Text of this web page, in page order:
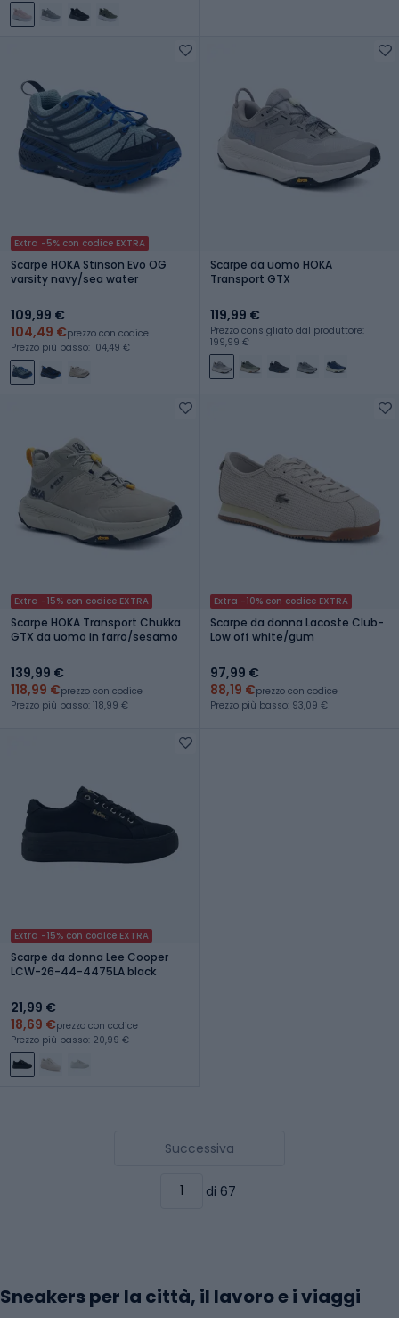
Extra -5% con codice EXTRA
Scarpe HOKA Stinson Evo OG
varsity navy/sea water
109,99 €
104,49 €prezzo con codice
Prezzo più basso: 104,49 €
Scarpe da uomo HOKA
Transport GTX
119,99 €
Prezzo consigliato dal produttore:
199,99 €
Extra -15% con codice EXTRA
Scarpe HOKA Transport Chukka
GTX da uomo in farro/sesamo
139,99 €
118,99 €prezzo con codice
Prezzo più basso: 118,99 €
Extra -10% con codice EXTRA
Scarpe da donna Lacoste Club-
Low off white/gum
97,99 €
88,19 €prezzo con codice
Prezzo più basso: 93,09 €
Extra -15% con codice EXTRA
Scarpe da donna Lee Cooper
LCW-26-44-4475LA black
21,99 €
18,69 €prezzo con codice
Prezzo più basso: 20,99 €
Successiva
di 67
Sneakers per la città, il lavoro e i viaggi